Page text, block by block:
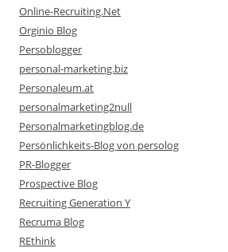
Online-Recruiting.Net
Orginio Blog
Persoblogger
personal-marketing.biz
Personaleum.at
personalmarketing2null
Personalmarketingblog.de
Persönlichkeits-Blog von persolog
PR-Blogger
Prospective Blog
Recruiting Generation Y
Recruma Blog
REthink